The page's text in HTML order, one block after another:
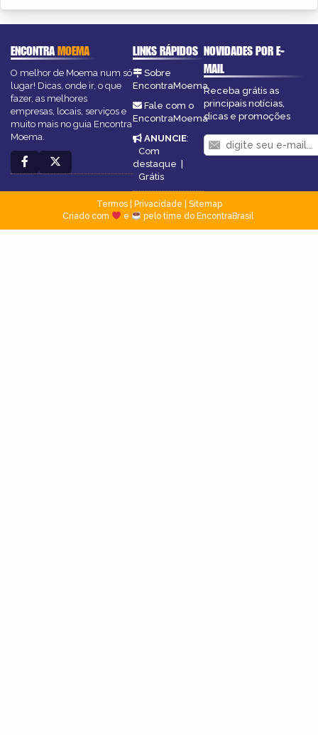
ENCONTRAMOEMA
O melhor de Moema num só
lugar! Dicas, onde ir, o que
fazer, as melhores
empresas, locais, serviços e
muito mais no guia Encontra
Moema.
LINKS RÁPIDOS
Sobre
EncontraMoema
Fale com o
EncontraMoema
ANUNCIE:
Com
destaque |
Grátis
NOVIDADES POR E-
MAIL
Receba grátis as
principais notícias,
dicas e promoções
Termos| Privacidade
Sitemap
Criado com
e pelo time do EncontraBrasil